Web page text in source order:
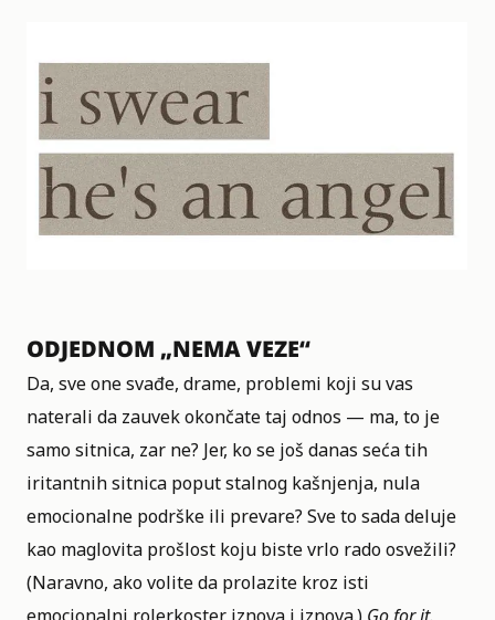
ODJEDNOM „NEMA VEZE“
Da, sve one svađe, drame, problemi koji su vas
naterali da zauvek okončate taj odnos — ma, to je
samo sitnica, zar ne? Jer, ko se još danas seća tih
iritantnih sitnica poput stalnog kašnjenja, nula
emocionalne podrške ili prevare? Sve to sada deluje
kao maglovita prošlost koju biste vrlo rado osvežili?
(Naravno, ako volite da prolazite kroz isti